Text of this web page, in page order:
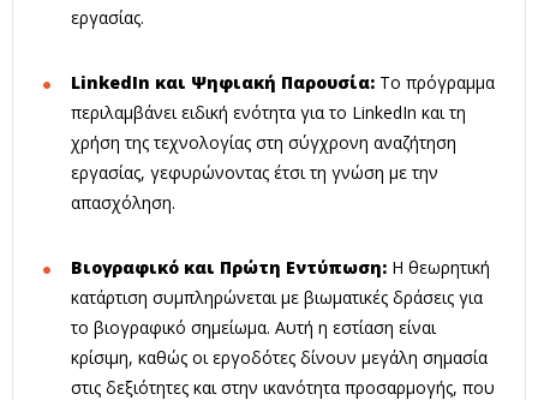
εργασίας.
LinkedIn και Ψηφιακή Παρουσία: Το πρόγραμμα
περιλαμβάνει ειδική ενότητα για το LinkedIn και τη
χρήση της τεχνολογίας στη σύγχρονη αναζήτηση
εργασίας, γεφυρώνοντας έτσι τη γνώση με την
απασχόληση.
Βιογραφικό και Πρώτη Εντύπωση: Η θεωρητική
κατάρτιση συμπληρώνεται με βιωματικές δράσεις για
το βιογραφικό σημείωμα. Αυτή η εστίαση είναι
κρίσιμη, καθώς οι εργοδότες δίνουν μεγάλη σημασία
στις δεξιότητες και στην ικανότητα προσαρμογής, που